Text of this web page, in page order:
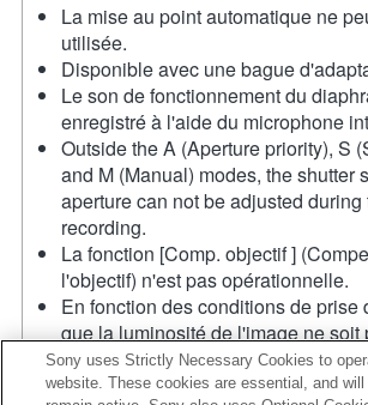
La mise au point automatique ne
utilisée.
Disponible avec une bague
Le son de fonctionnement du
enregistré à l'aide du microphone
Outside the A (Aperture priority), S
and M (Manual) modes, the shutter
aperture can not be adjusted
recording.
La fonction [Comp. objectif ]
l'objectif) n'est pas opérationnelle.
En fonction des conditions de prise
que la luminosité de l'image ne soit
Réglez la fonction [Obturat. à
Si vous fixez l'objectif à monture A à
Sony uses Strictly Necessary Cookies to
website. These cookies are essential, and will